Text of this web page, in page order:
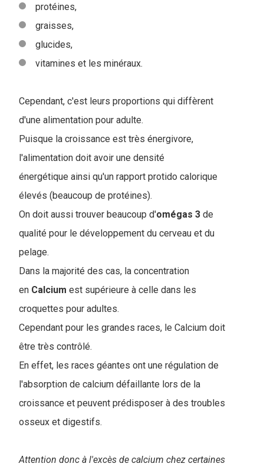
protéines,
graisses,
glucides,
vitamines et les minéraux.
Cependant, c'est leurs proportions qui diffèrent
d'une alimentation pour adulte.
Puisque la croissance est très énergivore,
l'alimentation doit avoir une densité
énergétique ainsi qu'un rapport protido calorique
élevés (beaucoup de protéines).
On doit aussi trouver beaucoup d'omégas 3 de
qualité pour le développement du cerveau et du
pelage.
Dans la majorité des cas, la concentration
en Calcium est supérieure à celle dans les
croquettes pour adultes.
Cependant pour les grandes races, le Calcium doit
être très contrôlé.
En effet, les races géantes ont une régulation de
l'absorption de calcium défaillante lors de la
croissance et peuvent prédisposer à des troubles
osseux et digestifs.
Attention donc à l'excès de calcium chez certaines